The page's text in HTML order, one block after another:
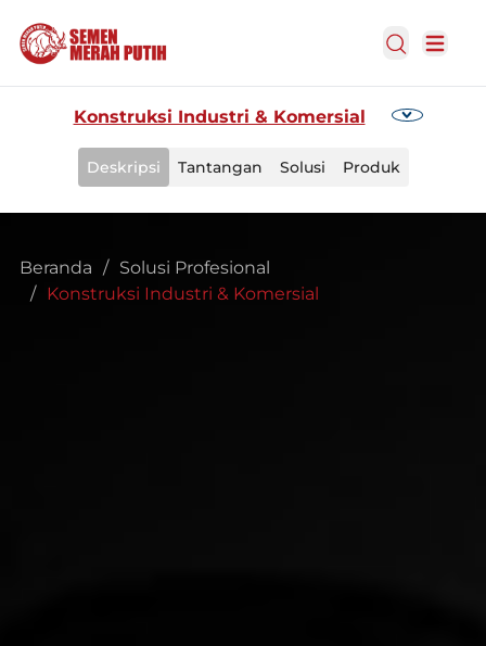
Open Search
Open
Konstruksi Industri & Komersial
Deskripsi Tantangan Solusi Produk
Beranda / Solusi Profesional
/ Konstruksi Industri & Komersial